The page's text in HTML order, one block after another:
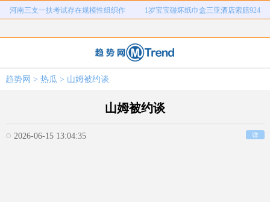
河南三支一扶考试存在规模性组织作 1岁宝宝碰坏纸巾盒三亚酒店索赔924
26岁女儿谈47岁妈妈突然产女 儿子举报身价上亿父亲说家已破碎
海口80吨高危化学品瞒报
河南三支一扶考试存在规模性组织作 1岁宝宝碰坏纸巾盒三亚酒店索赔924
26岁女儿谈47岁妈妈突然产女 儿子举报身价上亿父亲说家已破碎
趋势网 > 热瓜 > 山姆被约谈
山姆被约谈
2026-06-15 13:04:35 详